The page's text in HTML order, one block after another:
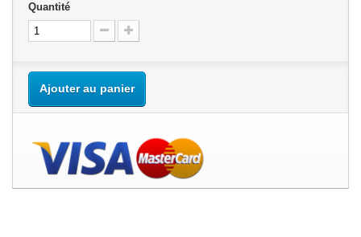
Quantité
Ajouter au panier